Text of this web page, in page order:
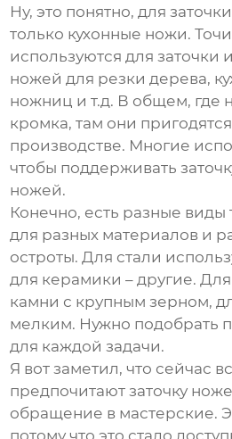
Ну, это понятно, для
только кухонные ножи.
используются для заточки
ножей для резки дерева,
ножниц и т.д. В общем, где
кромка, там они
производстве. Многие
чтобы поддерживать
ножей.
Конечно, есть разные виды
для разных материалов и
остроты. Для стали
для керамики – другие. Для
камни с крупным зерном,
мелким. Нужно подобрать
для каждой задачи.
Я вот заметил, что сейчас
предпочитают заточку
обращение в мастерские.